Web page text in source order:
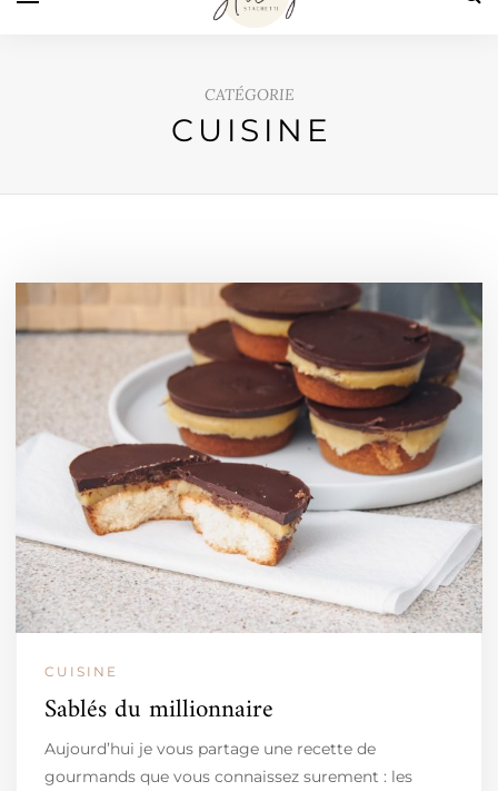
CATÉGORIE
CUISINE
CUISINE
Sablés du millionnaire
Aujourd’hui je vous partage une recette de
gourmands que vous connaissez surement : les